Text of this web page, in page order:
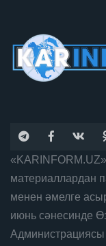
материаллардан
менен әмелге
июнь сәнесинде